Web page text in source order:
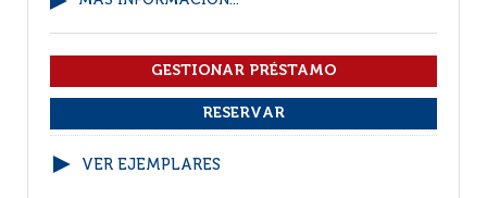
VER EJEMPLARES